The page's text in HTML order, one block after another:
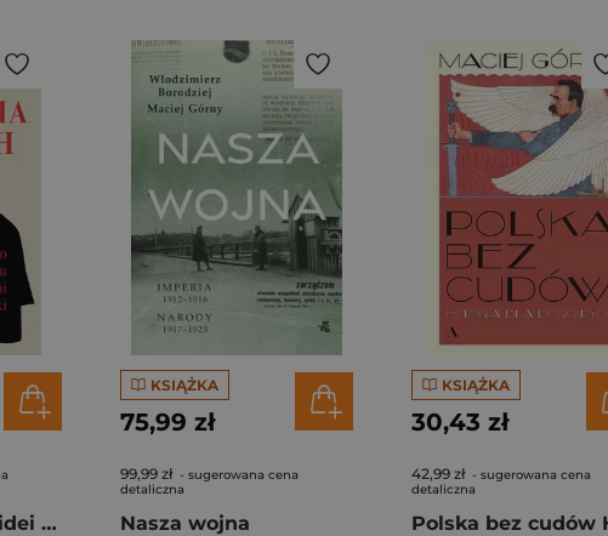
Historia głupich idei albo duch narodu w świątyni nauki
KSIĄŻKA
75,99 zł
99,99 zł - sugerowana cena
detaliczna
Nasza wojna
KSIĄŻKA
30,43 zł
42,99 zł - sugerowana cena
detaliczna